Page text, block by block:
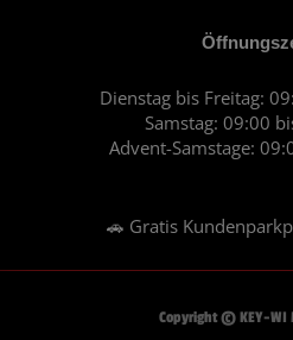
Dienstag bis Freitag:
Samstag: 09:00
Advent-Samstage:
🚗 Gratis
Copyright © KEY-WI